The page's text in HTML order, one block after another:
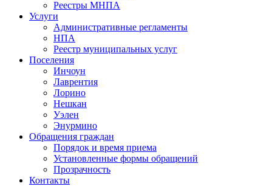
Реестры МНПА
Услуги
Административные регламенты
НПА
Реестр муниципальных услуг
Поселения
Инчоун
Лаврентия
Лорино
Нешкан
Уэлен
Энурмино
Обращения граждан
Порядок и время приема
Установленные формы обращений
Прозрачность
Контакты